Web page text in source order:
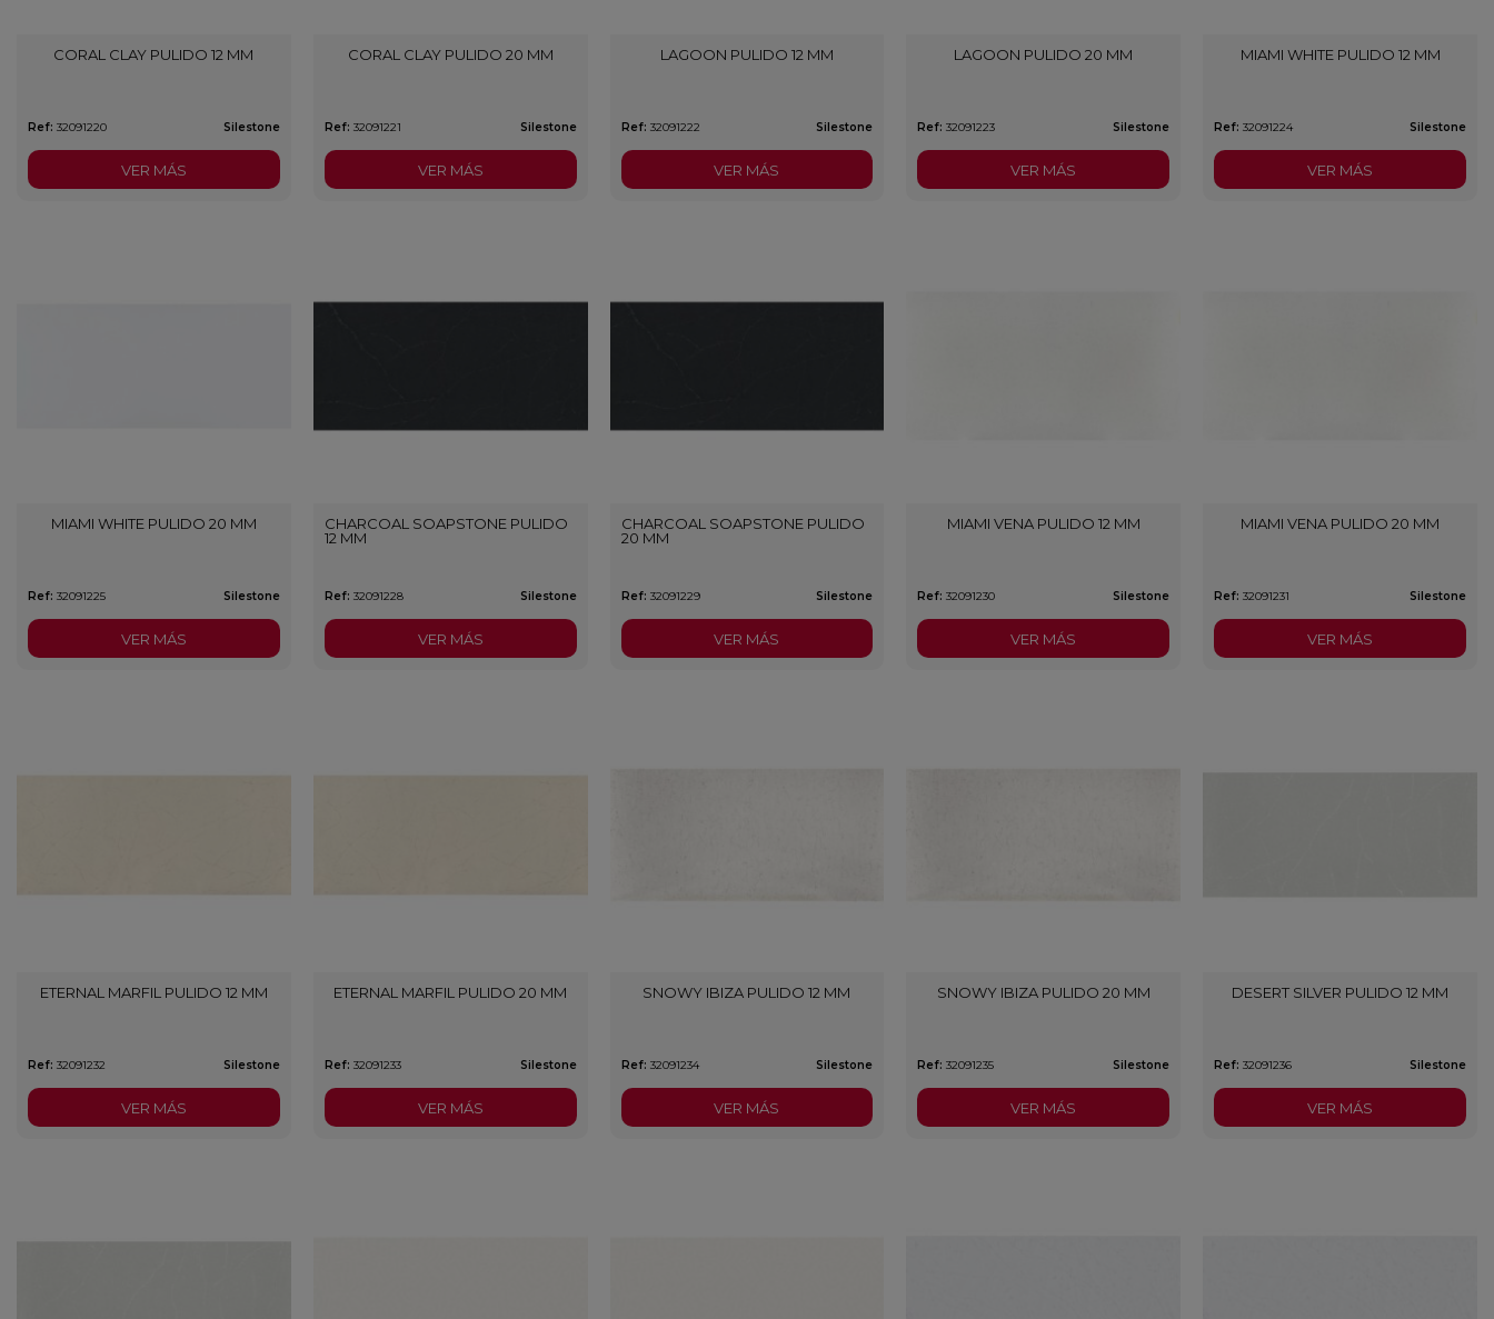
CORAL CLAY PULIDO 12 MM
Ref: 32091220 Silestone
VER MÁS
CORAL CLAY PULIDO 20 MM
Ref: 32091221 Silestone
VER MÁS
LAGOON PULIDO 12 MM
Ref: 32091222 Silestone
VER MÁS
LAGOON PULIDO 20 MM
Ref: 32091223 Silestone
VER MÁS
MIAMI WHITE PULIDO 12 MM
Ref: 32091224 Silestone
VER MÁS
MIAMI WHITE PULIDO 20 MM
Ref: 32091225 Silestone
VER MÁS
CHARCOAL SOAPSTONE PULIDO
12 MM
Ref: 32091228 Silestone
VER MÁS
CHARCOAL SOAPSTONE PULIDO
20 MM
Ref: 32091229 Silestone
VER MÁS
MIAMI VENA PULIDO 12 MM
Ref: 32091230 Silestone
VER MÁS
MIAMI VENA PULIDO 20 MM
Ref: 32091231 Silestone
VER MÁS
ETERNAL MARFIL PULIDO 12 MM
Ref: 32091232 Silestone
VER MÁS
ETERNAL MARFIL PULIDO 20 MM
Ref: 32091233 Silestone
VER MÁS
SNOWY IBIZA PULIDO 12 MM
Ref: 32091234 Silestone
VER MÁS
SNOWY IBIZA PULIDO 20 MM
Ref: 32091235 Silestone
VER MÁS
DESERT SILVER PULIDO 12 MM
Ref: 32091236 Silestone
VER MÁS